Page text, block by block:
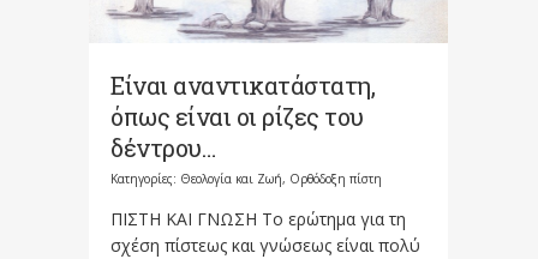
Είναι αναντικατάστατη,
όπως είναι οι ρίζες του
δέντρου…
Κατηγορίες: Θεολογία και Ζωή, Ορθόδοξη πίστη
ΠΙΣΤΗ ΚΑΙ ΓΝΩΣΗ Το ερώτημα για τη
σχέση πίστεως και γνώσεως είναι πολύ